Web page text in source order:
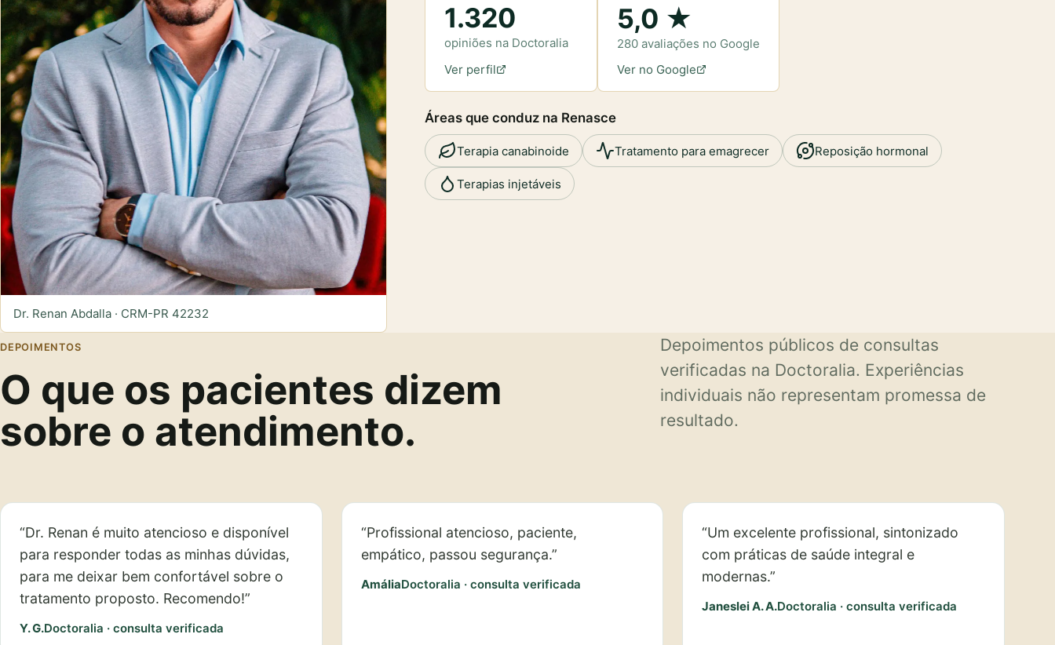
Dr. Renan Abdalla · CRM-PR 42232
1.320
opiniões na Doctoralia
Ver perfil
5,0 ★
280 avaliações no Google
Ver no Google
Áreas que conduz na Renasce
Terapia canabinoide Tratamento para emagrecer Reposição hormonal
Terapias injetáveis
DEPOIMENTOS
O que os pacientes dizem
sobre o atendimento.
Depoimentos públicos de consultas
verificadas na Doctoralia. Experiências
individuais não representam promessa de
resultado.
“Dr. Renan é muito atencioso e disponível
para responder todas as minhas dúvidas,
para me deixar bem confortável sobre o
tratamento proposto. Recomendo!”
Y. G.Doctoralia · consulta verificada
“Profissional atencioso, paciente,
empático, passou segurança.”
AmáliaDoctoralia · consulta verificada
“Um excelente profissional, sintonizado
com práticas de saúde integral e
modernas.”
Janeslei A. A.Doctoralia · consulta verificada